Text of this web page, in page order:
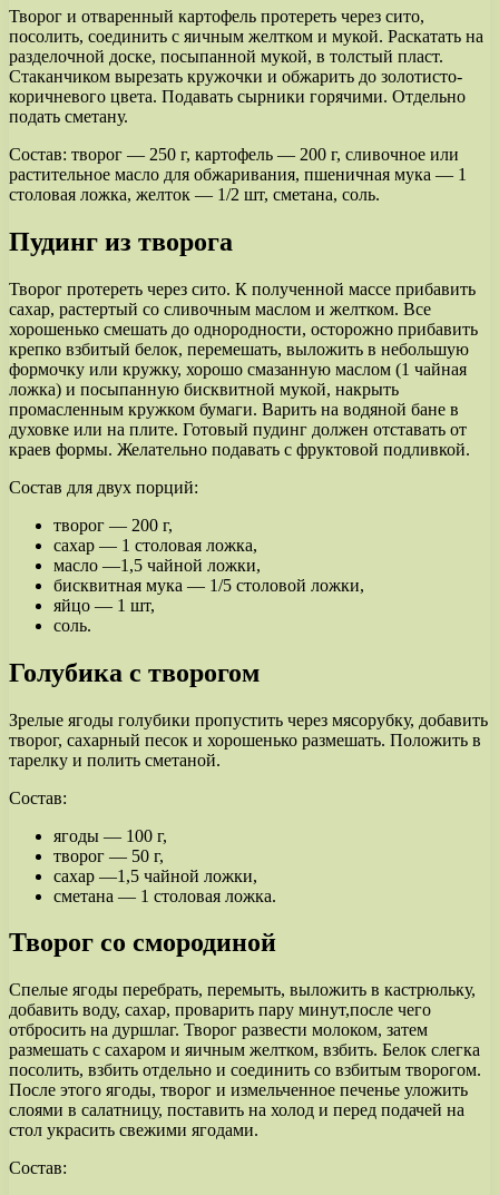
Творог и отваренный картофель протереть через сито,
посолить, соединить с яичным желтком и мукой. Раскатать на
разделочной доске, посыпанной мукой, в толстый пласт.
Стаканчиком вырезать кружочки и обжарить до золотисто-
коричневого цвета. Подавать сырники горячими. Отдельно
подать сметану.
Состав: творог — 250 г, картофель — 200 г, сливочное или
растительное масло для обжаривания, пшеничная мука — 1
столовая ложка, желток — 1/2 шт, сметана, соль.
Пудинг из творога
Творог протереть через сито. К полученной массе прибавить
сахар, растертый со сливочным маслом и желтком. Все
хорошенько смешать до однородности, осторожно прибавить
крепко взбитый белок, перемешать, выложить в небольшую
формочку или кружку, хорошо смазанную маслом (1 чайная
ложка) и посыпанную бисквитной мукой, накрыть
промасленным кружком бумаги. Варить на водяной бане в
духовке или на плите. Готовый пудинг должен отставать от
краев формы. Желательно подавать с фруктовой подливкой.
Состав для двух порций:
творог — 200 г,
сахар — 1 столовая ложка,
масло —1,5 чайной ложки,
бисквитная мука — 1/5 столовой ложки,
яйцо — 1 шт,
соль.
Голубика с творогом
Зрелые ягоды голубики пропустить через мясорубку, добавить
творог, сахарный песок и хорошенько размешать. Положить в
тарелку и полить сметаной.
Состав:
ягоды — 100 г,
творог — 50 г,
сахар —1,5 чайной ложки,
сметана — 1 столовая ложка.
Творог со смородиной
Спелые ягоды перебрать, перемыть, выложить в кастрюльку,
добавить воду, сахар, проварить пару минут,после чего
отбросить на дуршлаг. Творог развести молоком, затем
размешать с сахаром и яичным желтком, взбить. Белок слегка
посолить, взбить отдельно и соединить со взбитым творогом.
После этого ягоды, творог и измельченное печенье уложить
слоями в салатницу, поставить на холод и перед подачей на
стол украсить свежими ягодами.
Состав: